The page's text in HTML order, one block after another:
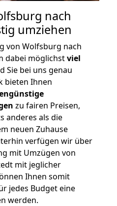
nach
umziehen
von Wolfsburg nach
dabei möglichstviel
Sie bei uns genau
bieten Ihnen
zu fairen Preisen,
anderes als die
neuen Zuhause
verfügen wir über
mit Umzügen von
mit jeglicher
Ihnen somit
jedes Budget eine
werden.